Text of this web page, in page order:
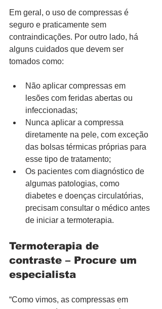
Em geral, o uso de compressas é
seguro e praticamente sem
contraindicações. Por outro lado, há
alguns cuidados que devem ser
tomados como:
Não aplicar compressas em
lesões com feridas abertas ou
infeccionadas;
Nunca aplicar a compressa
diretamente na pele, com exceção
das bolsas térmicas próprias para
esse tipo de tratamento;
Os pacientes com diagnóstico de
algumas patologias, como
diabetes e doenças circulatórias,
precisam consultar o médico antes
de iniciar a termoterapia.
Termoterapia de
contraste – Procure um
especialista
“Como vimos, as compressas em